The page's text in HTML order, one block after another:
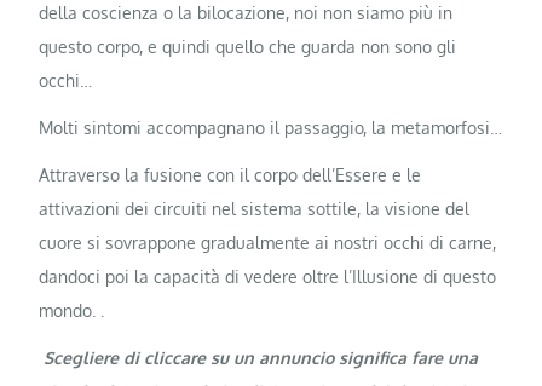
della coscienza o la bilocazione, noi non siamo più in
questo corpo, e quindi quello che guarda non sono gli
occhi…
Molti sintomi accompagnano il passaggio, la metamorfosi…
Attraverso la fusione con il corpo dell’Essere e le
attivazioni dei circuiti nel sistema sottile, la visione del
cuore si sovrappone gradualmente ai nostri occhi di carne,
dandoci poi la capacità di vedere oltre l’Illusione di questo
mondo. .
Scegliere di cliccare su un annuncio significa fare una